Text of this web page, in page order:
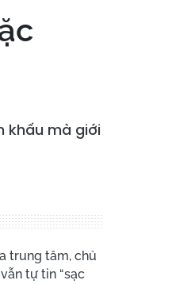
khấu mà giới
trung tâm, chủ
tự tin “sạc